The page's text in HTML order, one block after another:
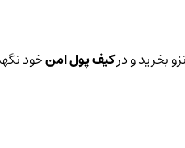
بخرید و درکیف پول امنخود